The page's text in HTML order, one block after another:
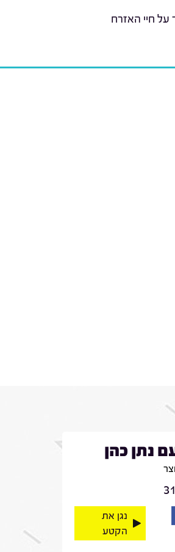
חיי האזרח
נתן כהן
נגן את
הקטע